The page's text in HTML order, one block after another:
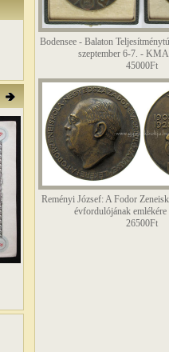
Bodensee - Balaton
szeptember 6-7. -
45000Ft
Reményi József: A Fodor
évfordulójának
26500Ft